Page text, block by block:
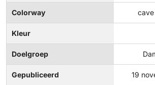
Colorway
Kleur
Doelgroep
Gepubliceerd 19